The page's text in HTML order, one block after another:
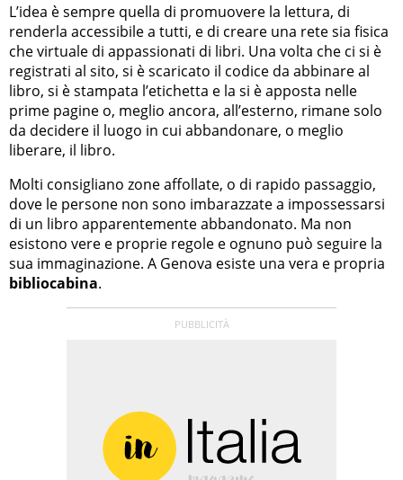
L’idea è sempre quella di promuovere la lettura, di
renderla accessibile a tutti, e di creare una rete sia fisica
che virtuale di appassionati di libri. Una volta che ci si è
registrati al sito, si è scaricato il codice da abbinare al
libro, si è stampata l’etichetta e la si è apposta nelle
prime pagine o, meglio ancora, all’esterno, rimane solo
da decidere il luogo in cui abbandonare, o meglio
liberare, il libro.
Molti consigliano zone affollate, o di rapido passaggio,
dove le persone non sono imbarazzate a impossessarsi
di un libro apparentemente abbandonato. Ma non
esistono vere e proprie regole e ognuno può seguire la
sua immaginazione. A Genova esiste una vera e propria
bibliocabina.